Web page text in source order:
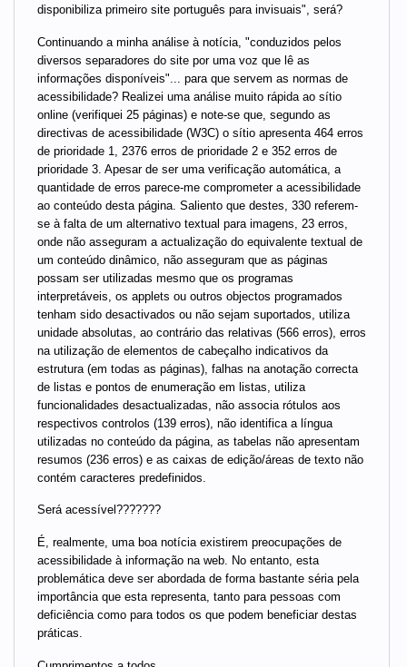
disponibiliza primeiro site português para invisuais", será?
Continuando a minha análise à notícia, "conduzidos pelos
diversos separadores do site por uma voz que lê as
informações disponíveis"... para que servem as normas de
acessibilidade? Realizei uma análise muito rápida ao sítio
online (verifiquei 25 páginas) e note-se que, segundo as
directivas de acessibilidade (W3C) o sítio apresenta 464 erros
de prioridade 1, 2376 erros de prioridade 2 e 352 erros de
prioridade 3. Apesar de ser uma verificação automática, a
quantidade de erros parece-me comprometer a acessibilidade
ao conteúdo desta página. Saliento que destes, 330 referem-
se à falta de um alternativo textual para imagens, 23 erros,
onde não asseguram a actualização do equivalente textual de
um conteúdo dinâmico, não asseguram que as páginas
possam ser utilizadas mesmo que os programas
interpretáveis, os applets ou outros objectos programados
tenham sido desactivados ou não sejam suportados, utiliza
unidade absolutas, ao contrário das relativas (566 erros), erros
na utilização de elementos de cabeçalho indicativos da
estrutura (em todas as páginas), falhas na anotação correcta
de listas e pontos de enumeração em listas, utiliza
funcionalidades desactualizadas, não associa rótulos aos
respectivos controlos (139 erros), não identifica a língua
utilizadas no conteúdo da página, as tabelas não apresentam
resumos (236 erros) e as caixas de edição/áreas de texto não
contém caracteres predefinidos.
Será acessível???????
É, realmente, uma boa notícia existirem preocupações de
acessibilidade à informação na web. No entanto, esta
problemática deve ser abordada de forma bastante séria pela
importância que esta representa, tanto para pessoas com
deficiência como para todos os que podem beneficiar destas
práticas.